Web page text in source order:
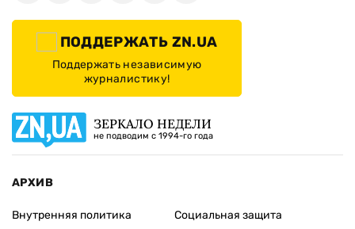
ПОДДЕРЖАТЬ ZN.UA
Поддержать независимую
журналистику!
ЗЕРКАЛО НЕДЕЛИ
не подводим с 1994-го года
АРХИВ
Внутренняя политика
Социальная защита